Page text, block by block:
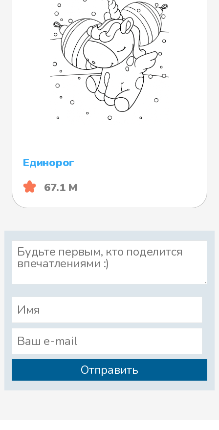
Единорог
67.1 М